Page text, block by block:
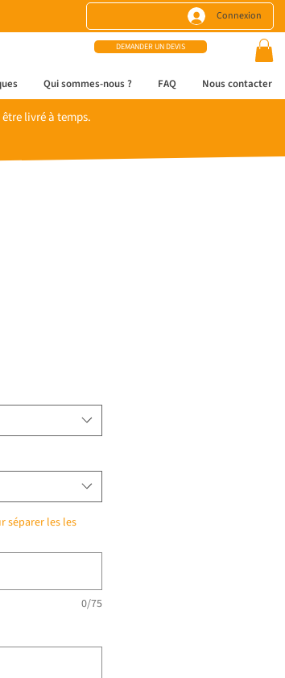
Connexion
DEMANDER UN DEVIS
Qui sommes-nous ? FAQ Nous contacter
livré à temps.
séparer les les
0/75